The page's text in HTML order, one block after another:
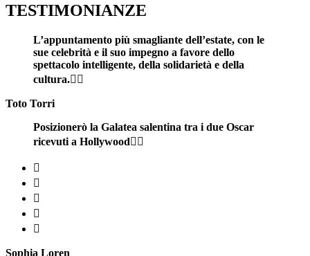
TESTIMONIANZE
L’appuntamento più smagliante dell’estate, con le
sue celebrità e il suo impegno a favore dello
spettacolo intelligente, della solidarietà e della
cultura. 
Toto Torri
Posizionerò la Galatea salentina tra i due Oscar
ricevuti a Hollywood 





Sophia Loren